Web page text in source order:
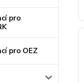
pro
pro OEZ